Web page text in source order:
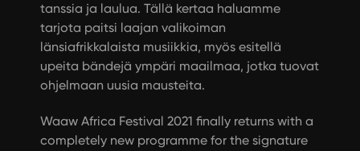
tanssia ja laulua. Tällä kertaa haluamme
tarjota paitsi laajan valikoiman
länsiafrikkalaista musiikkia, myös esitellä
upeita bändejä ympäri maailmaa, jotka tuovat
ohjelmaan uusia mausteita.
Waaw Africa Festival 2021 finally returns with a
completely new programme for the signature